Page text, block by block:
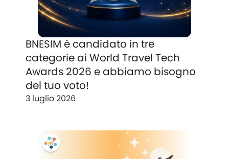
BNESIM è candidato in tre
categorie ai World Travel Tech
Awards 2026 e abbiamo bisogno
del tuo voto!
3 luglio 2026